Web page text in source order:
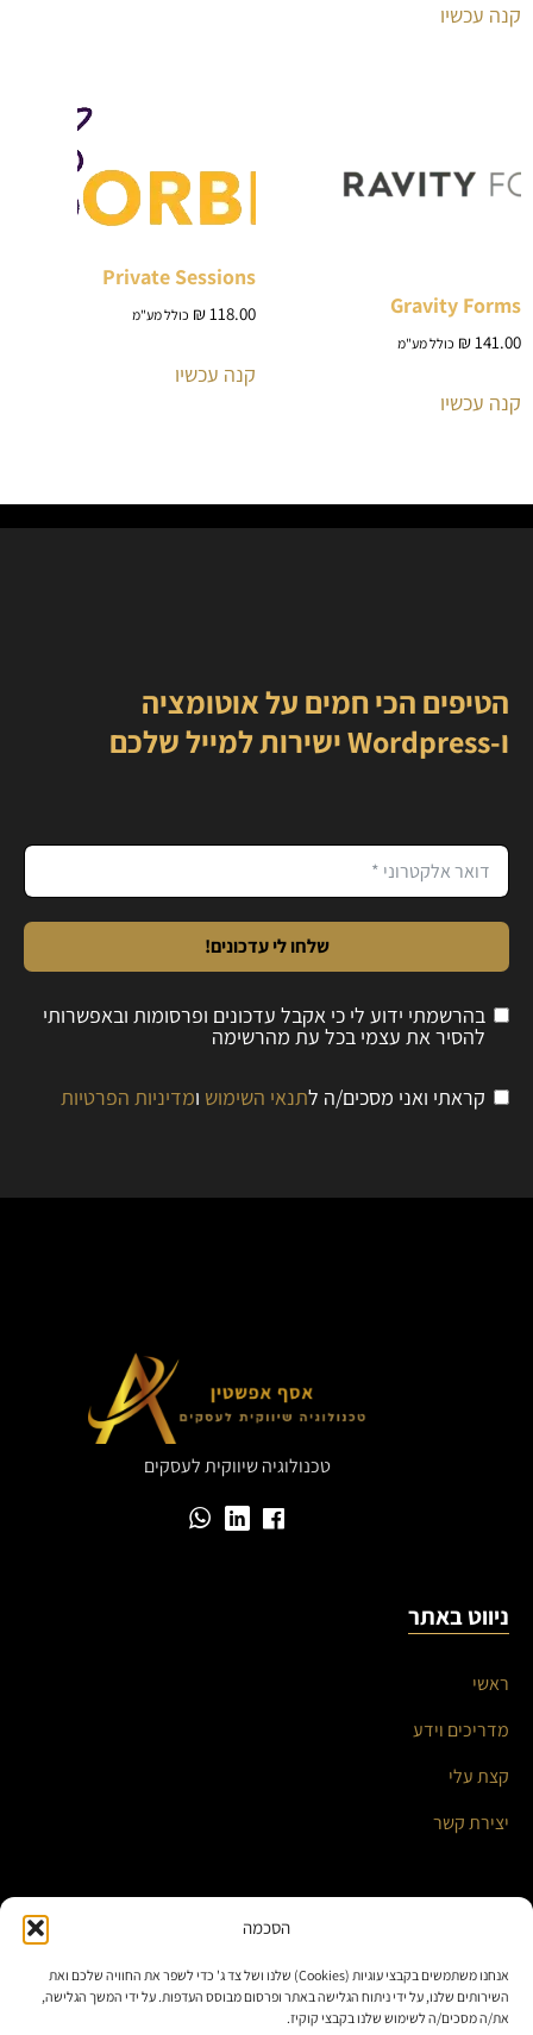
הסכמה
אנחנו משתמשים בקבצי עוגיות (Cookies) שלנו ושל צד ג' כדי לשפר את החוויה שלכם ואת
השירותים שלנו, על ידי ניתוח הגלישה באתר ופרסום מבוסס העדפות. על ידי המשך הגלישה,
את/ה מסכים/ה לשימוש שלנו בקבצי קוקיז.
קנה עכשיו
Gravity Forms
₪141.00 כולל מע"מ
קנה עכשיו
Private Sessions
₪118.00 כולל מע"מ
קנה עכשיו
הטיפים הכי חמים על אוטומציה
ו-Wordpress ישירות למייל שלכם
שלחו לי עדכונים!
בהרשמתי ידוע לי כי אקבל עדכונים ופרסומות ובאפשרותי
להסיר את עצמי בכל עת מהרשימה
קראתי ואני מסכים/ה לתנאי השימוש ומדיניות הפרטיות
טכנולוגיה שיווקית לעסקים
ניווט באתר
ראשי
מדריכים וידע
קצת עלי
יצירת קשר
אוטומציה עסקית ואינטגרציות חכמות
בניית אתרים ומערכות תוכן